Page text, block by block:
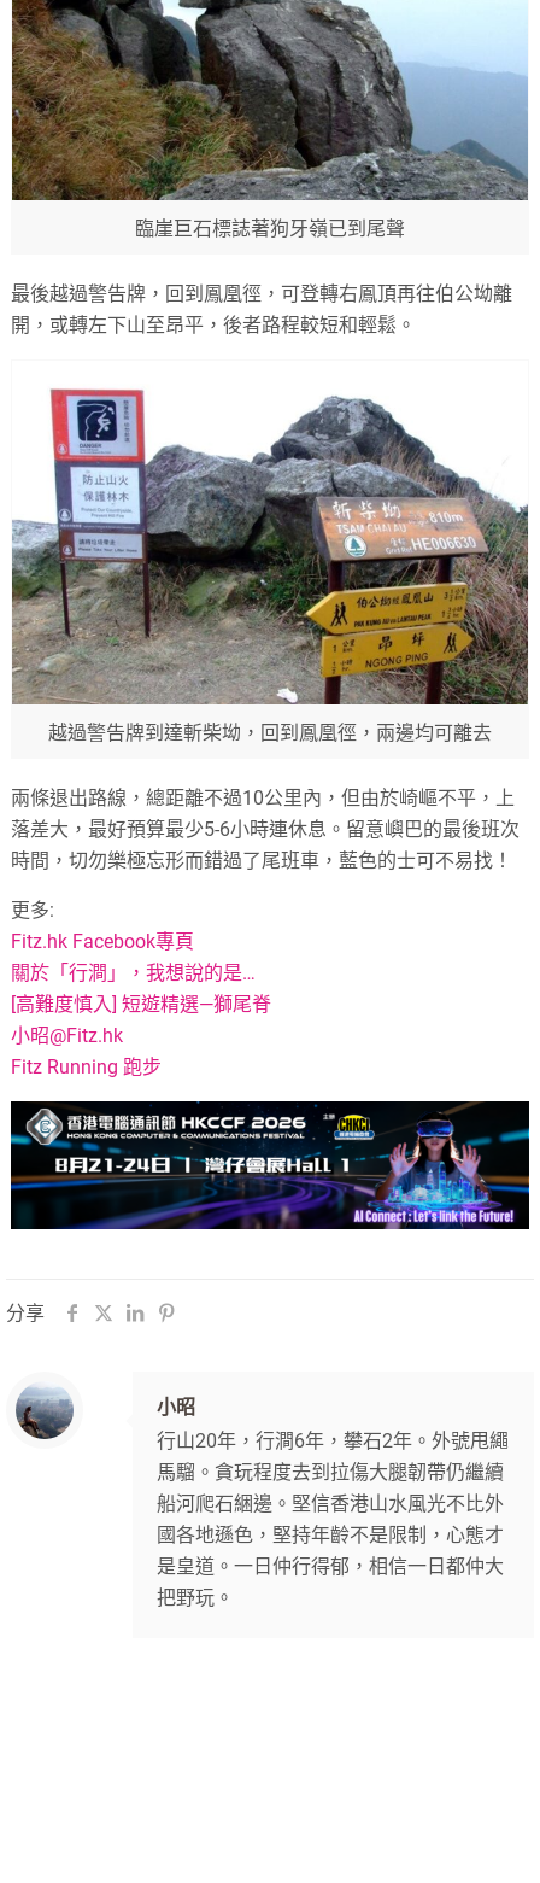
臨崖巨石標誌著狗牙嶺已到尾聲
最後越過警告牌，回到鳳凰徑，可登轉右鳳頂再往伯公坳離
開，或轉左下山至昂平，後者路程較短和輕鬆。
越過警告牌到達斬柴坳，回到鳳凰徑，兩邊均可離去
兩條退出路線，總距離不過10公里內，但由於崎嶇不平，上
落差大，最好預算最少5-6小時連休息。留意嶼巴的最後班次
時間，切勿樂極忘形而錯過了尾班車，藍色的士可不易找！
更多:
Fitz.hk Facebook專頁
關於「行澗」，我想說的是…
[高難度慎入] 短遊精選—獅尾脊
小昭@Fitz.hk
Fitz Running 跑步
分享
小昭
行山20年，行澗6年，攀石2年。外號甩繩
馬騮。貪玩程度去到拉傷大腿韌帶仍繼續
船河爬石綑邊。堅信香港山水風光不比外
國各地遜色，堅持年齡不是限制，心態才
是皇道。一日仲行得郁，相信一日都仲大
把野玩。